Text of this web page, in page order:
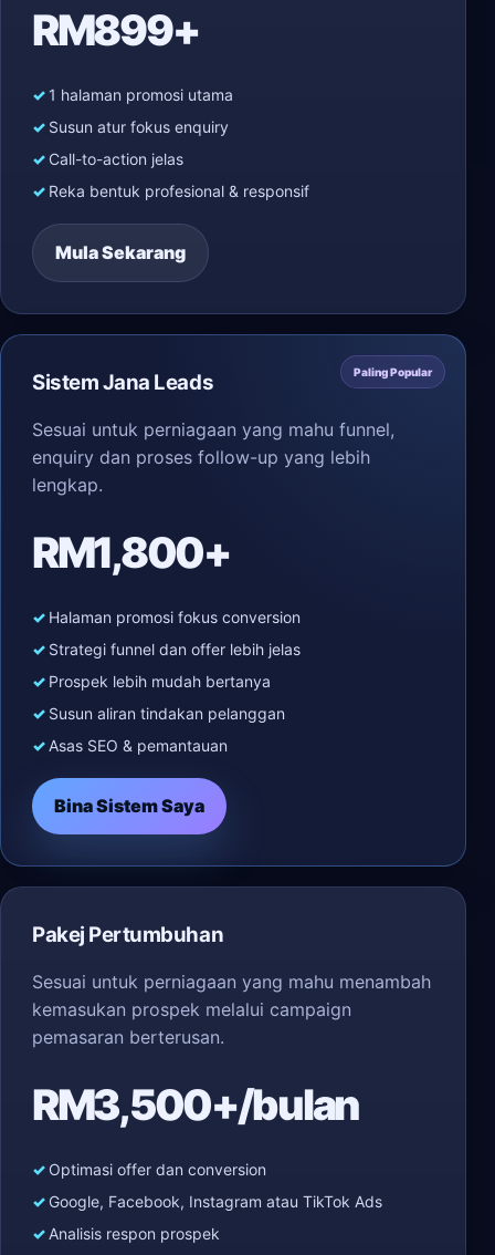
RM899+
1 halaman promosi utama
Susun atur fokus enquiry
Call-to-action jelas
Reka bentuk profesional & responsif
Mula Sekarang
Paling Popular
Sistem Jana Leads
Sesuai untuk perniagaan yang mahu funnel,
enquiry dan proses follow-up yang lebih
lengkap.
RM1,800+
Halaman promosi fokus conversion
Strategi funnel dan offer lebih jelas
Prospek lebih mudah bertanya
Susun aliran tindakan pelanggan
Asas SEO & pemantauan
Bina Sistem Saya
Pakej Pertumbuhan
Sesuai untuk perniagaan yang mahu menambah
kemasukan prospek melalui campaign
pemasaran berterusan.
RM3,500+/bulan
Optimasi offer dan conversion
Google, Facebook, Instagram atau TikTok Ads
Analisis respon prospek